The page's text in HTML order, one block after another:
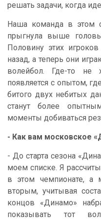
решать задачи, когда
Наша команда в этом
прыгнула выше
Половину этих
назад, а теперь они
волейбол. Где-то не
появляется с опытом,
битого двух небитых
станут более
моменты добиваться
- Как вам московское
- До старта сезона
моем списке. Я
в этом чемпионате, а
вторым, учитывая
концов «Динамо»
показывать тот